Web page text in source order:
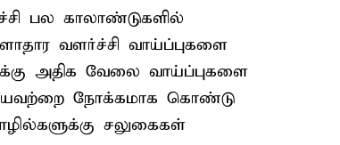
பல காலாண்டுகளில்
வளர்ச்சி வாய்ப்புகளை
அதிக வேலை வாய்ப்புகளை
நோக்கமாக கொண்டு
சலுகைகள்